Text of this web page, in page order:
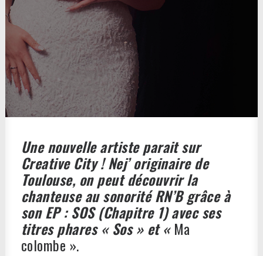
Une nouvelle artiste parait sur
Creative City ! Nej’ originaire de
Toulouse, on peut découvrir la
chanteuse au sonorité RN’B grâce à
son EP : SOS (Chapitre 1) avec ses
titres phares « Sos » et «Ma
colombe ».